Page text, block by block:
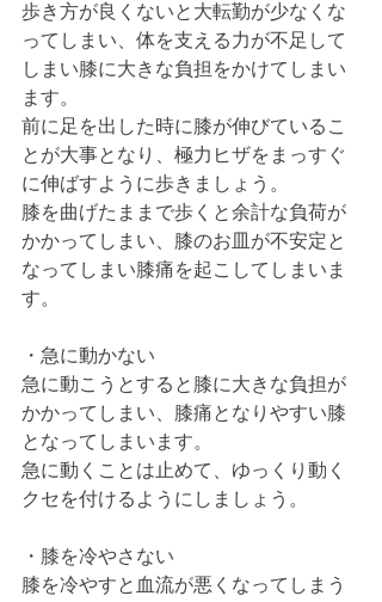
歩き方が良くないと大転勤が少なくな
ってしまい、体を支える力が不足して
しまい膝に大きな負担をかけてしまい
ます。
前に足を出した時に膝が伸びているこ
とが大事となり、極力ヒザをまっすぐ
に伸ばすように歩きましょう。
膝を曲げたままで歩くと余計な負荷が
かかってしまい、膝のお皿が不安定と
なってしまい膝痛を起こしてしまいま
す。
・急に動かない
急に動こうとすると膝に大きな負担が
かかってしまい、膝痛となりやすい膝
となってしまいます。
急に動くことは止めて、ゆっくり動く
クセを付けるようにしましょう。
・膝を冷やさない
膝を冷やすと血流が悪くなってしまう